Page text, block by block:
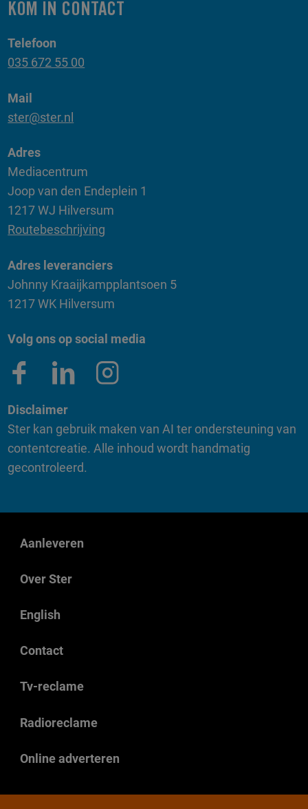
KOM IN CONTACT
Telefoon
035 672 55 00
Mail
ster@ster.nl
Adres
Mediacentrum
Joop van den Endeplein 1
1217 WJ Hilversum
Routebeschrijving
Adres leveranciers
Johnny Kraaijkampplantsoen 5
1217 WK Hilversum
Volg ons op social media
Disclaimer
Ster kan gebruik maken van AI ter ondersteuning van
contentcreatie. Alle inhoud wordt handmatig
gecontroleerd.
Aanleveren
Over Ster
English
Contact
Tv-reclame
Radioreclame
Online adverteren